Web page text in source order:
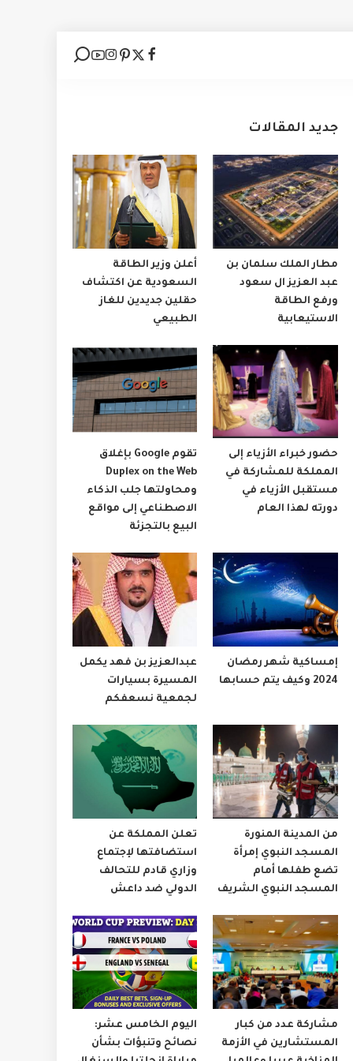
جديد المقالات
مطار الملك سلمان بن
عبد العزيز ال سعود
ورفع الطاقة
الاستيعابية
أعلن وزير الطاقة
السعودية عن اكتشاف
حقلين جديدين للغاز
الطبيعي
حضور خبراء الأزياء إلى
المملكة للمشاركة في
مستقبل الأزياء في
دورته لهذا العام
تقوم Google بإغلاق
Duplex on the Web
ومحاولتها جلب الذكاء
الاصطناعي إلى مواقع
البيع بالتجزئة
إمساكية شهر رمضان
2024 وكيف يتم حسابها
عبدالعزيز بن فهد يكمل
المسيرة بسيارات
لجمعية نسعفكم
من المدينة المنورة
المسجد النبوي إمرأة
تضع طفلها أمام
المسجد النبوي الشريف
تعلن المملكة عن
استضافتها لإجتماع
وزاري قادم للتحالف
الدولي ضد داعش
مشاركة عدد من كبار
المستشارين في الأزمة
اليوم الخامس عشر:
نصائح وتنبؤات بشأن